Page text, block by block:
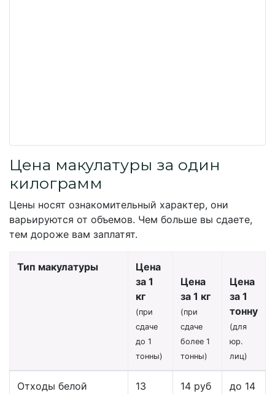
Цена макулатуры за один
килограмм
Цены носят ознакомительный характер, они
варьируются от объемов. Чем больше вы сдаете,
тем дороже вам заплатят.
Тип макулатуры
Цена
за 1
кг
(при
сдаче
до 1
тонны)
Цена
за 1 кг
(при
сдаче
более 1
тонны)
Цена
за 1
тонну
(для
юр.
лиц)
Отходы белой
13
14 руб
до 14